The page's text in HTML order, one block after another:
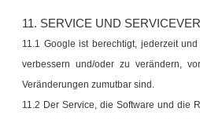
11. SERVICE UND
11.1 Google ist berechtigt, jederzeit
verbessern und/oder zu verändern,
Veränderungen zumutbar sind.
11.2 Der Service, die Software und die